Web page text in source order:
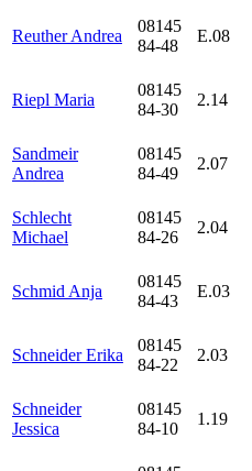
Reuther Andrea
08145
84-48
E.08
Riepl Maria
08145
84-30
2.14
Sandmeir
Andrea
08145
84-49
2.07
Schlecht
Michael
08145
84-26
2.04
Schmid Anja
08145
84-43
E.03
Schneider Erika
08145
84-22
2.03
Schneider
Jessica
08145
84-10
1.19